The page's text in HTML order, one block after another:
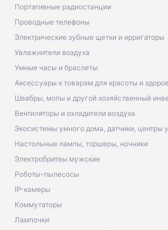
Портативные радиостанции
Проводные телефоны
Электрические зубные щетки и ирригаторы
Увлажнители воздуха
Умные часы и браслеты
Аксессуары к товарам для красоты и
Швабры, мопы и другой хозяйственный
Вентиляторы и охладители воздуха
Экосистемы умного дома, датчики, центры
Настольные лампы, торшеры, ночники
Электробритвы мужские
Роботы-пылесосы
IP-камеры
Коммутаторы
Лампочки